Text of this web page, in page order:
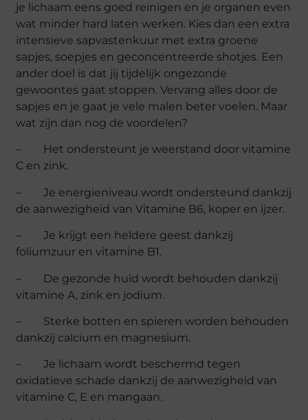
je lichaam eens goed reinigen en je organen even
wat minder hard laten werken. Kies dan een extra
intensieve sapvastenkuur met extra groene
sapjes, soepjes en geconcentreerde shotjes. Een
ander doel is dat jij tijdelijk ongezonde
gewoontes gaat stoppen. Vervang alles door de
sapjes en je gaat je vele malen beter voelen. Maar
wat zijn dan nog de voordelen?
– Het ondersteunt je weerstand door vitamine
C en zink.
– Je energieniveau wordt ondersteund dankzij
de aanwezigheid van Vitamine B6, koper en ijzer.
– Je krijgt een heldere geest dankzij
foliumzuur en vitamine B1.
– De gezonde huid wordt behouden dankzij
vitamine A, zink en jodium.
– Sterke botten en spieren worden behouden
dankzij calcium en magnesium.
– Je lichaam wordt beschermd tegen
oxidatieve schade dankzij de aanwezigheid van
vitamine C, E en mangaan.